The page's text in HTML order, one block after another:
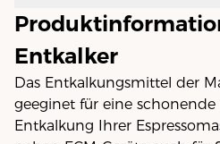
Entkalker
Das Entkalkungsmittel der
geeginet für eine
Entkalkung Ihrer